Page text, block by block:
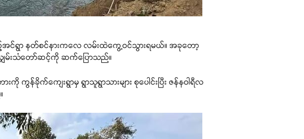
င်ရွာ နတ်စင်နားကလေ လမ်းထဲကွေ့ဝင်သွားရမယ်။ အခုတော့
သျှမ်းသံတော်ဆင့်ကို ဆက်ပြောသည်။
ခိုက်ကျေးရွာမှ ရွာသူရွာသားများ စုပေါင်းပြီး ဇန်နဝါရီလ